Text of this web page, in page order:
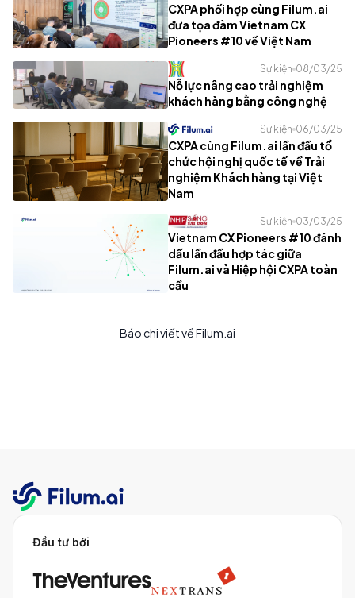
CXPA phối hợp cùng Filum.ai
đưa tọa đàm Vietnam CX
Pioneers #10 về Việt Nam
Sự kiện 08/03/25
Nỗ lực nâng cao trải nghiệm
khách hàng bằng công nghệ
Sự kiện 06/03/25
CXPA cùng Filum.ai lần đầu tổ
chức hội nghị quốc tế về Trải
nghiệm Khách hàng tại Việt
Nam
Sự kiện 03/03/25
Vietnam CX Pioneers #10 đánh
dấu lần đầu hợp tác giữa
Filum.ai và Hiệp hội CXPA toàn
cầu
Báo chi viết về Filum.ai
Đầu tư bởi